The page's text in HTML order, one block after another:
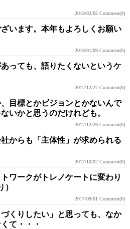
2018/02/05 Comment(0)
います。本年もよろしくお願い
2018/01/09 Comment(0)
っても、語りたくないというケ
2017/12/27 Comment(0)
、目標とかビジョンとかないんで
いかと思うのだけれども。
2017/12/26 Comment(0)
からも「主体性」が求められる
2017/10/02 Comment(0)
ワークがトレノケートに変わり
）
2017/09/01 Comment(0)
くりしたい」と思っても、なか
て・・・